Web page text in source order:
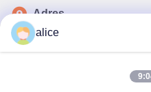
Adres
Fuyuan 5th Road, Lithium
alice